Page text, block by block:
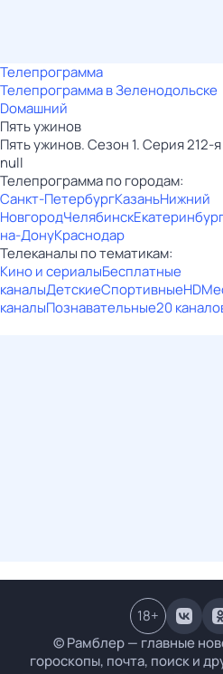
Телепрограмма
Телепрограмма в Зеленодольске
Dомашний
Пять yжинoв
Пять yжинoв. Сезон 1. Серия 212-я
null
Телепрограмма по городам:
Санкт-ПетербургКазаньНижний
НовгородЧелябинск
на-ДонуКраснодар
Телеканалы по тематикам:
Кино и сериалыБесплатные
каналыДетскиеСпортивныеHD
каналыПознавательные20
© Рамблер — главные
гороскопы, почта, поиск и
18+